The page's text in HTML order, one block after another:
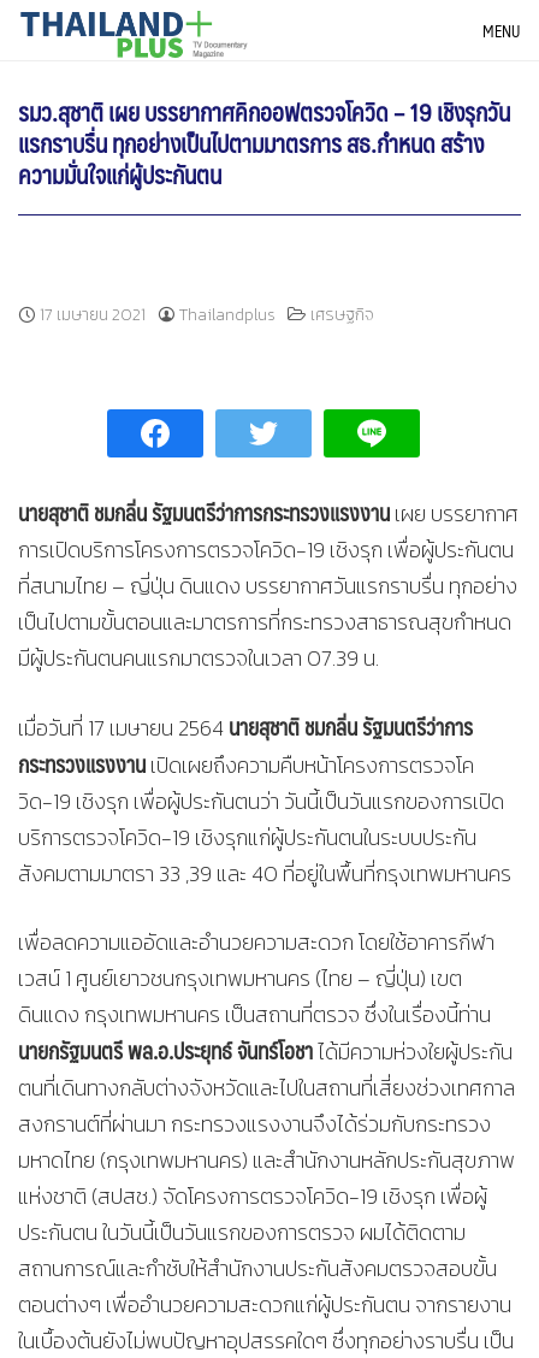
SkipTHAILANDPLUS NEWS MENU
รมว.สุชาติ เผย บรรยากาศคิกออฟตรวจโควิด – 19 เชิงรุกวัน
แรกราบรื่น ทุกอย่างเป็นไปตามมาตรการ สธ.กำหนด สร้าง
ความมั่นใจแก่ผู้ประกันตน
17 เมษายน 2021 Thailandplus เศรษฐกิจ
นายสุชาติ ชมกลิ่น รัฐมนตรีว่าการกระทรวงแรงงานเผย บรรยากาศ
การเปิดบริการโครงการตรวจโควิด-19 เชิงรุก เพื่อผู้ประกันตน
ที่สนามไทย – ญี่ปุ่น ดินแดง บรรยากาศวันแรกราบรื่น ทุกอย่าง
เป็นไปตามขั้นตอนและมาตรการที่กระทรวงสาธารณสุขกำหนด
มีผู้ประกันตนคนแรกมาตรวจในเวลา 07.39 น.
เมื่อวันที่ 17 เมษายน 2564นายสุชาติ ชมกลิ่น รัฐมนตรีว่าการ
กระทรวงแรงงานเปิดเผยถึงความคืบหน้าโครงการตรวจโค
วิด-19 เชิงรุก เพื่อผู้ประกันตนว่า วันนี้เป็นวันแรกของการเปิด
บริการตรวจโควิด-19 เชิงรุกแก่ผู้ประกันตนในระบบประกัน
สังคมตามมาตรา 33 ,39 และ 40 ที่อยู่ในพื้นที่กรุงเทพมหานคร
เพื่อลดความแออัดและอำนวยความสะดวก โดยใช้อาคารกีฬา
เวสน์ 1 ศูนย์เยาวชนกรุงเทพมหานคร (ไทย – ญี่ปุ่น) เขต
ดินแดง กรุงเทพมหานคร เป็นสถานที่ตรวจ ซึ่งในเรื่องนี้ท่าน
นายกรัฐมนตรี พล.อ.ประยุทธ์ จันทร์โอชาได้มีความห่วงใยผู้ประกัน
ตนที่เดินทางกลับต่างจังหวัดและไปในสถานที่เสี่ยงช่วงเทศกาล
สงกรานต์ที่ผ่านมา กระทรวงแรงงานจึงได้ร่วมกับกระทรวง
มหาดไทย (กรุงเทพมหานคร) และสำนักงานหลักประกันสุขภาพ
แห่งชาติ (สปสช.) จัดโครงการตรวจโควิด-19 เชิงรุก เพื่อผู้
ประกันตน ในวันนี้เป็นวันแรกของการตรวจ ผมได้ติดตาม
สถานการณ์และกำชับให้สำนักงานประกันสังคมตรวจสอบขั้น
ตอนต่างๆ เพื่ออำนวยความสะดวกแก่ผู้ประกันตน จากรายงาน
ในเบื้องต้นยังไม่พบปัญหาอุปสรรคใดๆ ซึ่งทุกอย่างราบรื่น เป็น